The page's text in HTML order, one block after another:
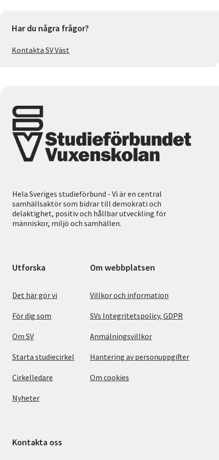
Har du några frågor?
Kontakta SV Väst
Hela Sveriges studieförbund - Vi är en central
samhällsaktör som bidrar till demokrati och
delaktighet, positiv och hållbar utveckling för
människor, miljö och samhällen.
Utforska
Det här gör vi
För dig som
Om SV
Starta studiecirkel
Cirkelledare
Nyheter
Om webbplatsen
Villkor och information
SVs Integritetspolicy, GDPR
Anmälningsvillkor
Hantering av personuppgifter
Om cookies
Kontakta oss